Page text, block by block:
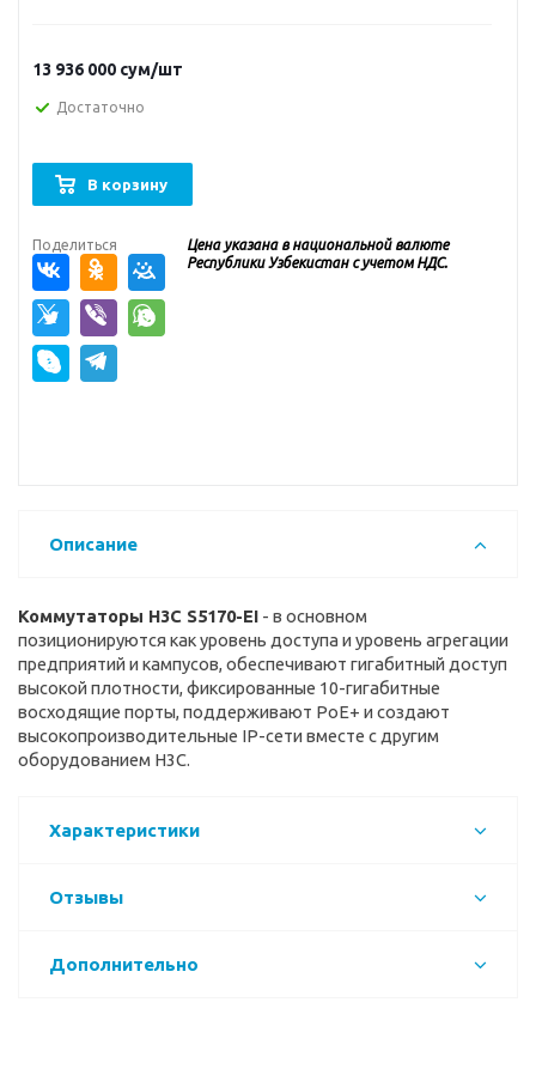
13 936 000 сум/шт
Достаточно
В корзину
Поделиться
Цена указана в национальной валюте
Республики Узбекистан с учетом НДС.
Описание
Коммутаторы H3C S5170-EI - в основном
позиционируются как уровень доступа и уровень агрегации
предприятий и кампусов, обеспечивают гигабитный доступ
высокой плотности, фиксированные 10-гигабитные
восходящие порты, поддерживают PoE+ и создают
высокопроизводительные IP-сети вместе с другим
оборудованием H3C.
Характеристики
Отзывы
Дополнительно